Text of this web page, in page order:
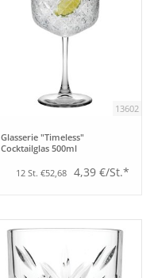
13602
Glasserie "Timeless"
Cocktailglas 500ml
12 St. €52,68 4,39 €/St.*